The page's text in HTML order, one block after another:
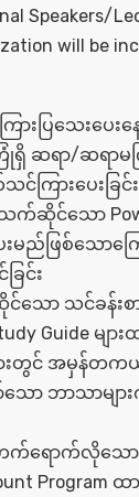
Speakers/
will be
းပြသေးပေးန
ဆရာ/ဆရာမကြီ
ြားပေးခြင်း
ဆိုင်သော
းမည်ဖြစ်သော​​က
ြင်း
ော သင်ခန်းစာ
Guide များ
ျားတွင် အမှန်တ
ော ဘာသာမျာ
က်ရောက်လိုသော
Program ထာ